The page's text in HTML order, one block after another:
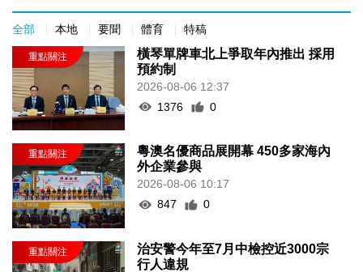
全部 本地 要聞 體育 特稿
橫琴單牌車北上爭取年內推出 採用
預約制
2026-08-06 12:37
1376
0
粵澳名優商品展開幕 450多家海內
外企業參與
2026-08-06 10:17
847
0
治安警今年至7月中檢控近3000宗
行人違規